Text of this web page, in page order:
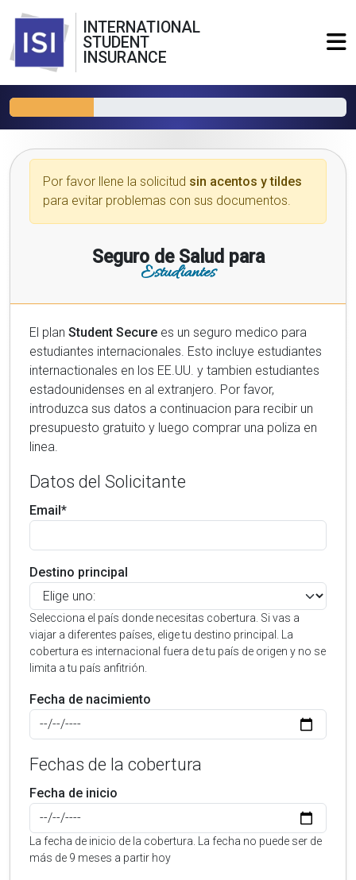
INTERNATIONAL
STUDENT
INSURANCE
Por favor llene la solicitud sin acentos y tildes
para evitar problemas con sus documentos.
Seguro de Salud para
Estudiantes
El plan Student Secure es un seguro medico para
estudiantes internacionales. Esto incluye estudiantes
internactionales en los EE.UU. y tambien estudiantes
estadounidenses en al extranjero. Por favor,
introduzca sus datos a continuacion para recibir un
presupuesto gratuito y luego comprar una poliza en
linea.
Datos del Solicitante
Email*
Destino principal
Selecciona el país donde necesitas cobertura. Si vas a
viajar a diferentes países, elige tu destino principal. La
cobertura es internacional fuera de tu país de origen y no se
limita a tu país anfitrión.
Fecha de nacimiento
Fechas de la cobertura
Fecha de inicio
La fecha de inicio de la cobertura. La fecha no puede ser de
más de 9 meses a partir hoy